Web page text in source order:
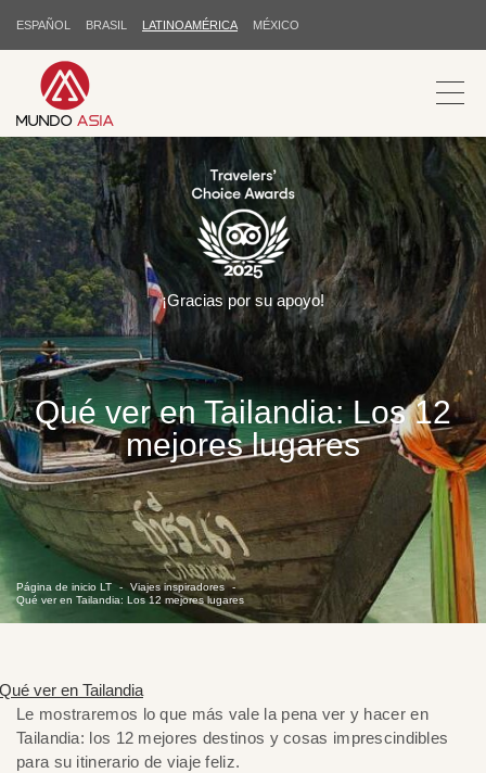
ESPAÑOL BRASIL LATINOAMÉRICA MÉXICO
Qué ver en Tailandia: Los 12
mejores lugares
Página de inicio LT
Viajes inspiradores
Qué ver en Tailandia: Los 12 mejores lugares
¡Gracias por su apoyo!
Le mostraremos lo que más vale la pena ver y hacer en
Tailandia: los 12 mejores destinos y cosas imprescindibles
para su itinerario de viaje feliz.